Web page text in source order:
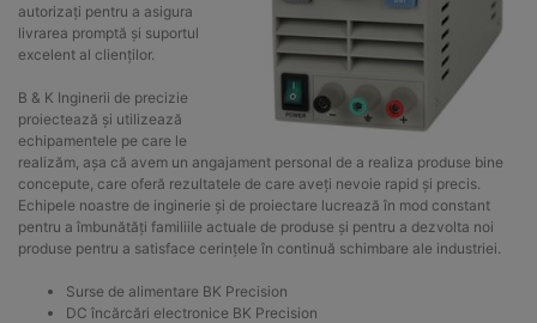
autorizați pentru a asigura
livrarea promptă și suportul
excelent al clienților.
B & K Inginerii de precizie
proiectează și utilizează
echipamentele pe care le
realizăm, așa că avem un angajament personal de a realiza produse bine
concepute, care oferă rezultatele de care aveți nevoie rapid și precis.
Echipele noastre de inginerie și de proiectare lucrează în mod constant
pentru a îmbunătăți familiile actuale de produse și pentru a dezvolta noi
produse pentru a satisface cerințele în continuă schimbare ale industriei.
Surse de alimentare BK Precision
DC încărcări electronice BK Precision